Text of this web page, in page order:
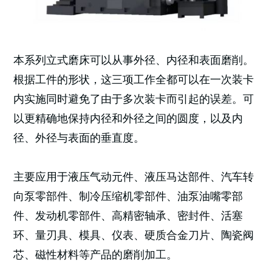
本系列立式磨床可以从事外径、内径和表面磨削。
根据工件的形状，这三项工作全都可以在一次装卡
内实施同时避免了由于多次装卡而引起的误差。可
以更精确地保持内径和外径之间的圆度，以及内
径、外径与表面的垂直度。
主要应用于液压气动元件、液压马达部件、汽车转
向泵零部件、制冷压缩机零部件、油泵油嘴零部
件、发动机零部件、高精密轴承、密封件、活塞
环、量刃具、模具、仪表、硬质合金刀片、陶瓷阀
芯、磁性材料等产品的磨削加工。